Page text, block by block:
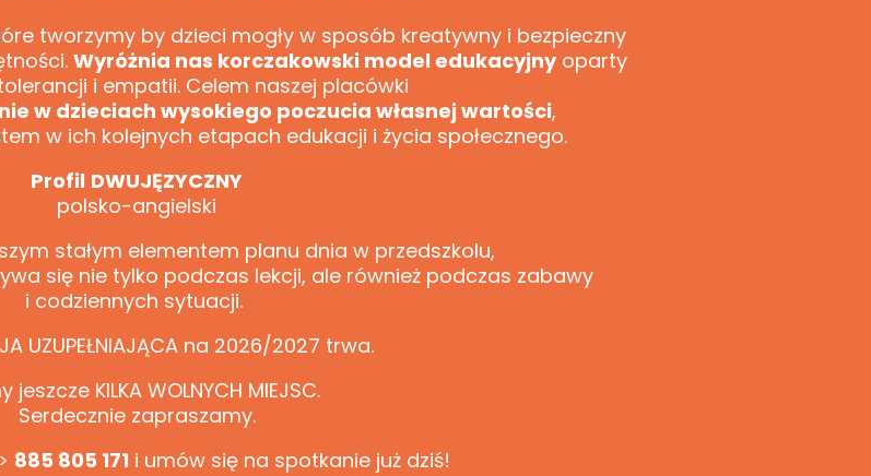
tworzymy by dzieci mogły w sposób kreatywny i bezpieczny
Wyróżnia nas korczakowski model edukacyjnyoparty
i empatii. Celem naszej placówki
w dzieciach wysokiego poczucia własnej wartości,
w ich kolejnych etapach edukacji i życia społecznego.
Profil DWUJĘZYCZNY
polsko-angielski
stałym elementem planu dnia w przedszkolu,
się nie tylko podczas lekcji, ale również podczas zabawy
i codziennych sytuacji.
UZUPEŁNIAJĄCA na 2026/2027 trwa.
jeszcze KILKA WOLNYCH MIEJSC.
Serdecznie zapraszamy.
885 805 171i umów się na spotkanie już dziś!